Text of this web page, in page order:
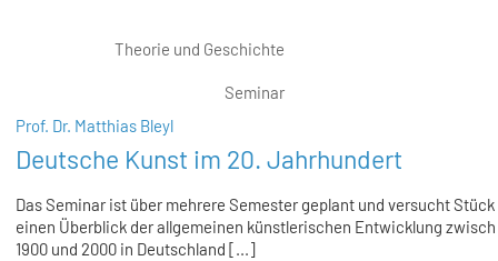
Theorie und Geschichte
Seminar
Prof. Dr. Matthias Bleyl
Deutsche Kunst im 20. Jahrhundert
Das Seminar ist über mehrere Semester geplant und versucht
einen Überblick der allgemeinen künstlerischen Entwicklung
1900 und 2000 in Deutschland [...]